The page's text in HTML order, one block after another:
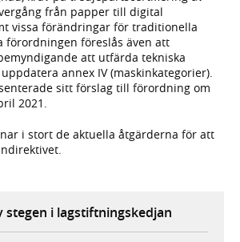
från papper till digital
vissa förändringar för traditionella
förordningen föreslås även att
att utfärda tekniska
annex IV (maskinkategorier).
sitt förslag till förordning om
2021.
i stort de aktuella åtgärderna för att
stegen i lagstiftningskedjan